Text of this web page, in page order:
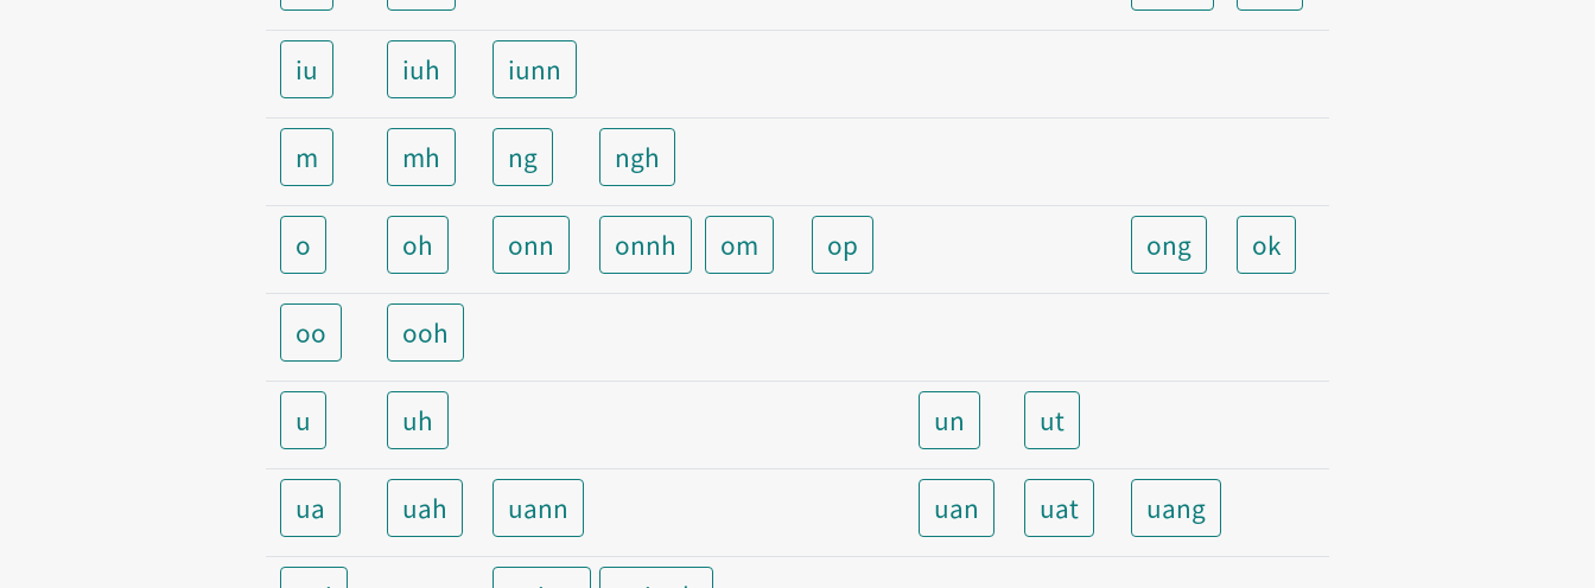
iu iuh iunn
m mh ng ngh
o oh onn onnh om op ong ok
oo ooh
u uh un ut
ua uah uann uan uat uang